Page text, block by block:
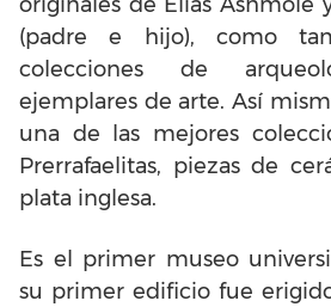
(padre e hijo), como
colecciones de
ejemplares de arte. Así
una de las mejores
Prerrafaelitas, piezas de
plata inglesa.
Es el primer museo
su primer edificio fue